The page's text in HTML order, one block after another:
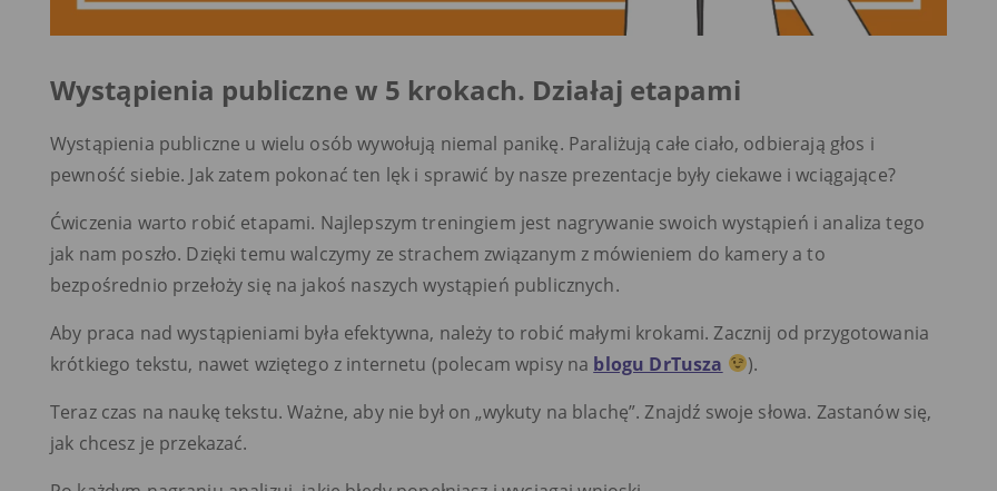
Wystąpienia publiczne w 5 krokach. Działaj etapami
Wystąpienia publiczne u wielu osób wywołują niemal panikę. Paraliżują całe ciało, odbierają głos i
pewność siebie. Jak zatem pokonać ten lęk i sprawić by nasze prezentacje były ciekawe i wciągające?
Ćwiczenia warto robić etapami. Najlepszym treningiem jest nagrywanie swoich wystąpień i analiza tego
jak nam poszło. Dzięki temu walczymy ze strachem związanym z mówieniem do kamery a to
bezpośrednio przełoży się na jakoś naszych wystąpień publicznych.
Aby praca nad wystąpieniami była efektywna, należy to robić małymi krokami. Zacznij od przygotowania
krótkiego tekstu, nawet wziętego z internetu (polecam wpisy na blogu DrTusza
).
Teraz czas na naukę tekstu. Ważne, aby nie był on „wykuty na blachę”. Znajdź swoje słowa. Zastanów się,
jak chcesz je przekazać.